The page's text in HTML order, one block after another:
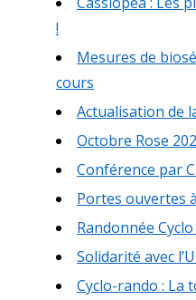
!
Mesures de
cours
Actualisation de
Octobre Rose
Conférence par
Portes ouvertes
Randonnée
Solidarité avec
Cyclo-rando : La